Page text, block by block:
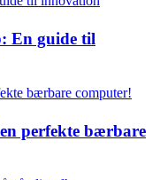
En guide til
perfekte bærbare